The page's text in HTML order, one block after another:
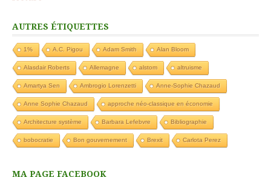
AUTRES ÉTIQUETTES
1% A.C. Pigou Adam Smith Alan Bloom
Alasdair Roberts Allemagne alstom altruisme
Amartya Sen Ambrogio Lorenzetti Anne-Sophie Chazaud
Anne Sophie Chazaud approche néo-classique en économie
Architecture système Barbara Lefebvre Bibliographie
bobocratie Bon gouvernement Brexit Carlota Perez
MA PAGE FACEBOOK